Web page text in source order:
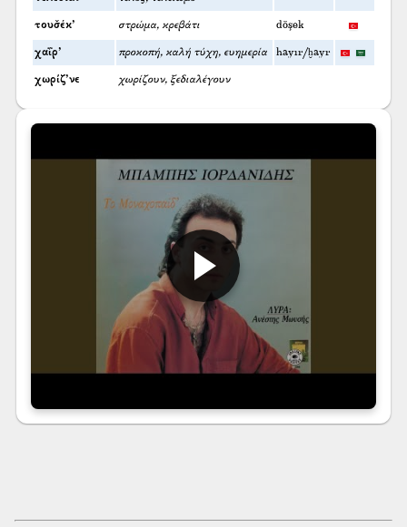
τουσ̌έκ’ στρώμα, κρεβάτι döşek
χαΐρ’ προκοπή, καλή τύχη, ευημερία hayır/ḫayr
χωρίζ’νε χωρίζουν, ξεδιαλέγουν